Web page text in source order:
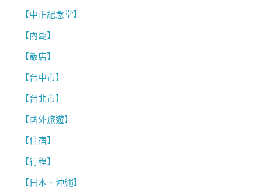
【中正紀念堂】
【內湖】
【飯店】
【台中市】
【台北市】
【國外旅遊】
【住宿】
【行程】
【日本．沖繩】